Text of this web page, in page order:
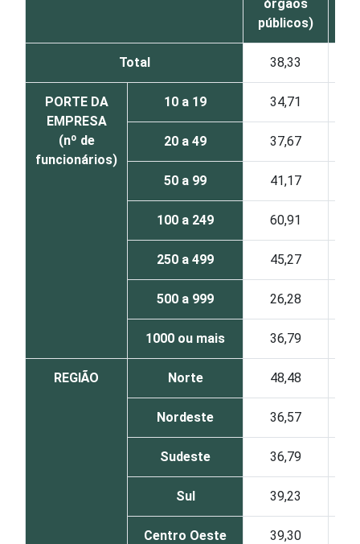
órgãos
públicos)
Total 38,33
PORTE DA
EMPRESA
(nº de
funcionários)
10 a 19 34,71
20 a 49 37,67
50 a 99 41,17
100 a 249 60,91
250 a 499 45,27
500 a 999 26,28
1000 ou mais 36,79
REGIÃO Norte 48,48
Nordeste 36,57
Sudeste 36,79
Sul 39,23
Centro Oeste 39,30